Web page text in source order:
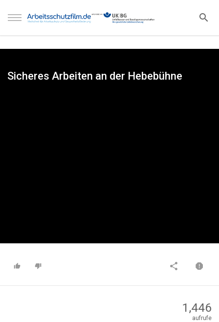
Sicheres Arbeiten an der Hebebühne
1,446
aufrufe